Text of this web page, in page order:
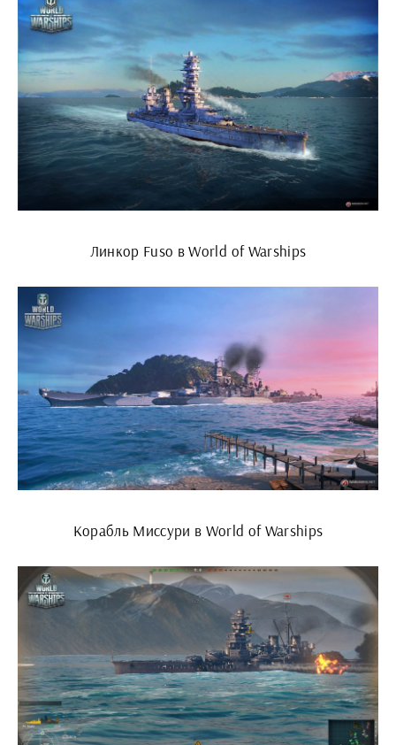
Линкор Fuso в World of Warships
Корабль Миссури в World of Warships